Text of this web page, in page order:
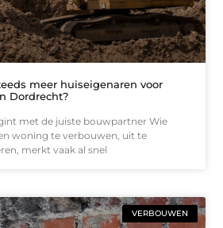
meer huiseigenaren voor
Dordrecht?
met de juiste bouwpartner Wie
woning te verbouwen, uit te
merkt vaak al snel
VERBOUWEN